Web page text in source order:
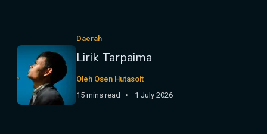
Daerah
Lirik Tarpaima
Oleh Osen Hutasoit
15 mins read
1 July 2026